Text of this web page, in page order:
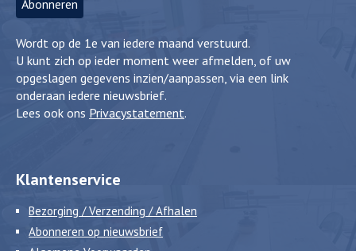
Wordt op de 1e van iedere maand verstuurd.
U kunt zich op ieder moment weer afmelden, of uw
opgeslagen gegevens inzien/aanpassen, via een link
onderaan iedere nieuwsbrief.
Lees ook ons Privacystatement.
Klantenservice
Bezorging / Verzending / Afhalen
Abonneren op nieuwsbrief